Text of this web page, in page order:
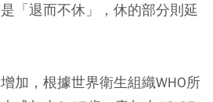
「退而不休」，休的部分則延
加，根據世界衛生組織WHO所